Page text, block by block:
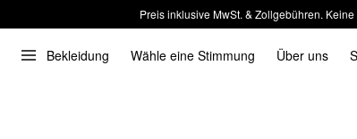
Preis inklusive MwSt. & Zollgebühren.
Bekleidung Wähle eine Stimmung Über uns